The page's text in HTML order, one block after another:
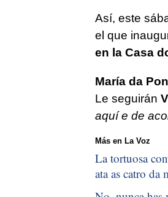
Así, este
el que
en la Casa
María da
Le seguirán
aquí e de
Más en La Voz
La tortuosa
ata as catro da